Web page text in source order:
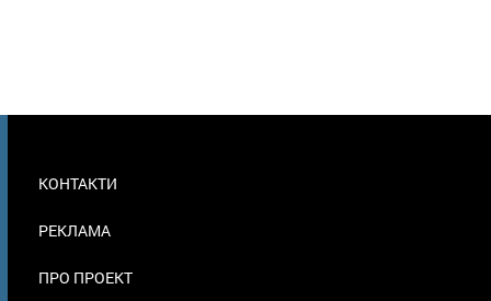
В
КОНТАКТИ
РЕКЛАМА
ПРО ПРОЕКТ